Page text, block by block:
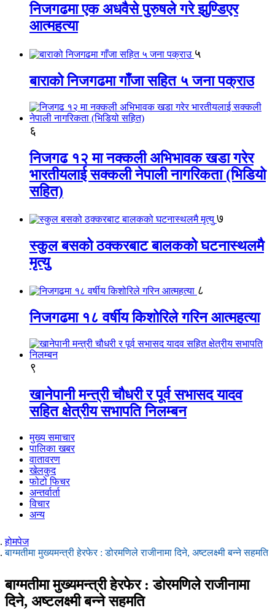
निजगढमा एक अधवैसे पुरुषले गरे झुण्डिएर
आत्महत्या
५
बाराको निजगढमा गाँजा सहित ५ जना पक्राउ
६
निजगढ १२ मा नक्कली अभिभावक खडा गरेर
भारतीयलाई सक्कली नेपाली नागरिकता (भिडियो
सहित)
७
स्कुल बसको ठक्करबाट बालकको घटनास्थलमै
मृत्यु
८
निजगढमा १८ वर्षीय किशोरिले गरिन आत्महत्या
९
खानेपानी मन्त्री चौधरी र पूर्व सभासद यादव
सहित क्षेत्रीय सभापति निलम्बन
मुख्य समाचार
पालिका खबर
वातावरण
खेलकुद
फोटो फिचर
अन्तर्वार्ता
विचार
अन्य
होमपेज
बाग्मतीमा मुख्यमन्त्री हेरफेर : डोरमणिले राजीनामा दिने, अष्टलक्ष्मी बन्ने सहमति
बाग्मतीमा मुख्यमन्त्री हेरफेर : डोरमणिले राजीनामा
दिने, अष्टलक्ष्मी बन्ने सहमति